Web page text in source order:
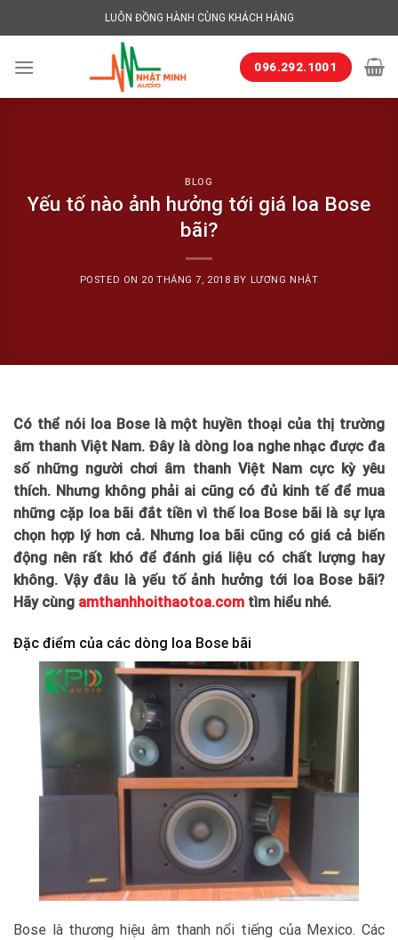
to
LUÔN ĐỒNG HÀNH CÙNG KHÁCH HÀNG
096.292.1001
BLOG
Yếu tố nào ảnh hưởng tới giá loa Bose
bãi?
POSTED ON 20 THÁNG 7, 2018 BY LƯƠNG NHẬT
Có thể nói loa Bose là một huyền thoại của thị trường
âm thanh Việt Nam. Đây là dòng loa nghe nhạc được đa
số những người chơi âm thanh Việt Nam cực kỳ yêu
thích. Nhưng không phải ai cũng có đủ kinh tế để mua
những cặp loa bãi đắt tiền vì thế loa Bose bãi là sự lựa
chọn hợp lý hơn cả. Nhưng loa bãi cũng có giá cả biến
động nên rất khó để đánh giá liệu có chất lượng hay
không. Vậy đâu là yếu tố ảnh hưởng tới loa Bose bãi?
Hãy cùng amthanhhoithaotoa.com tìm hiểu nhé.
Đặc điểm của các dòng loa Bose bãi
Bose là thương hiệu âm thanh nổi tiếng của Mexico. Các